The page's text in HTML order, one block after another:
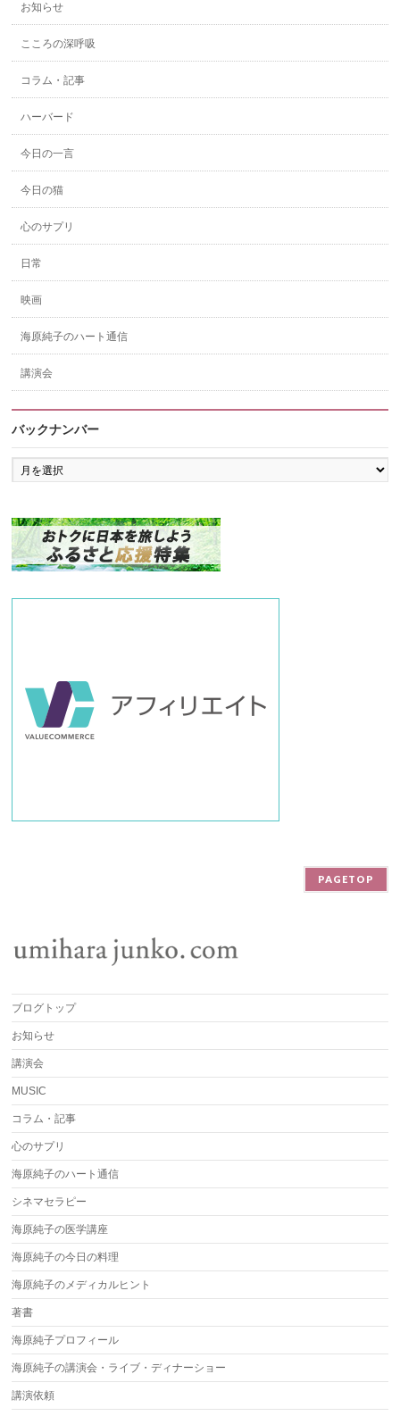
お知らせ
こころの深呼吸
コラム・記事
ハーバード
今日の一言
今日の猫
心のサプリ
日常
映画
海原純子のハート通信
講演会
バックナンバー
バ
ッ
ン
バ
ー
PAGETOP
ブログトップ
お知らせ
講演会
MUSIC
コラム・記事
心のサプリ
海原純子のハート通信
シネマセラピー
海原純子の医学講座
海原純子の今日の料理
海原純子のメディカルヒント
著書
海原純子プロフィール
海原純子の講演会・ライブ・ディナーショー
講演依頼